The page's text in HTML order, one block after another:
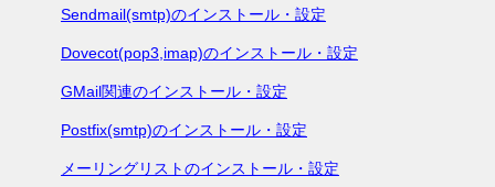
Sendmail(smtp)のインストール・設定
Dovecot(pop3,imap)のインストール・設定
GMail関連のインストール・設定
Postfix(smtp)のインストール・設定
メーリングリストのインストール・設定